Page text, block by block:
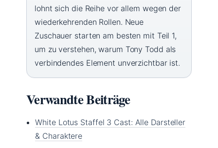
lohnt sich die Reihe vor allem wegen der
wiederkehrenden Rollen. Neue
Zuschauer starten am besten mit Teil 1,
um zu verstehen, warum Tony Todd als
verbindendes Element unverzichtbar ist.
Verwandte Beiträge
White Lotus Staffel 3 Cast: Alle Darsteller
& Charaktere